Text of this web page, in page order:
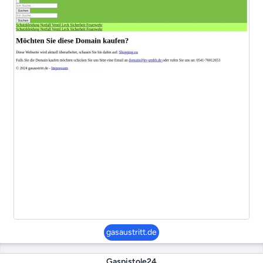
gasaustritt.de